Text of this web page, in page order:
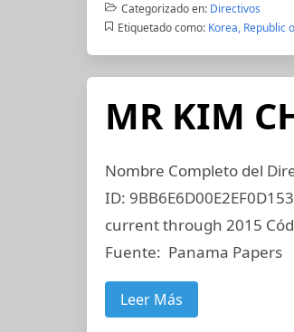
Categorizado en: Directivos
Etiquetado como: Korea, Republic
MR KIM
Nombre Completo del
ID:
current through 2015
Fuente: Panama Papers
Leer Más